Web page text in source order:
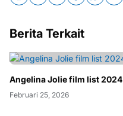
Berita Terkait
Angelina Jolie film list 2024
Februari 25, 2026